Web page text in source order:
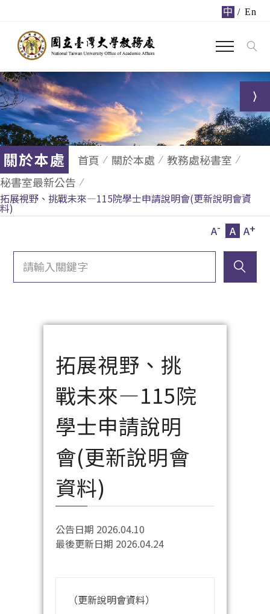
中 / En
關於本處 首頁 關於本處
教務處秘書室
秘書室最新公告
拓展視野、挑戰未來—115院學士申請說明會(更新說明會資
料)
A- A A+
拓展視野、挑
戰未來—115院
學士申請說明
會(更新說明會
資料)
公告日期 2026.04.10
最後更新日期 2026.04.24
（更新說明會資料）